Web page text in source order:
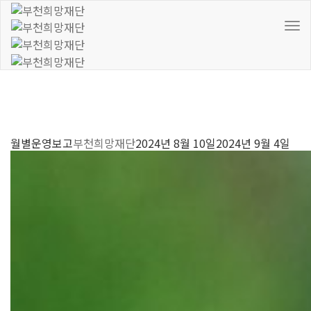
월별운영보고부천희망재단2024년 8월 10일2024년 9월 4일